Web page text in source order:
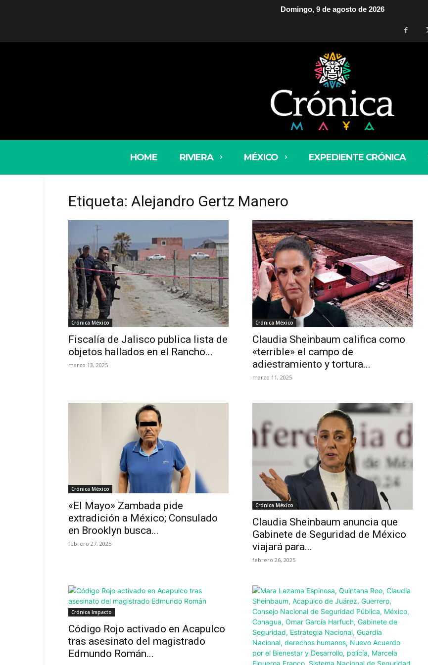
Domingo, 9 de agosto de 2026
HOME RIVIERA MÉXICO EXPEDIENTE CRÓNICA
Etiqueta: Alejandro Gertz Manero
Crónica México
Fiscalía de Jalisco publica lista de
objetos hallados en el Rancho...
marzo 13, 2025
Crónica México
Claudia Sheinbaum califica como
«terrible» el campo de
adiestramiento y tortura...
marzo 11, 2025
Crónica México
«El Mayo» Zambada pide
extradición a México; Consulado
en Brooklyn busca...
febrero 27, 2025
Crónica México
Claudia Sheinbaum anuncia que
Gabinete de Seguridad de México
viajará para...
febrero 26, 2025
Crónica Impacto
Código Rojo activado en Acapulco
tras asesinato del magistrado
Edmundo Román...